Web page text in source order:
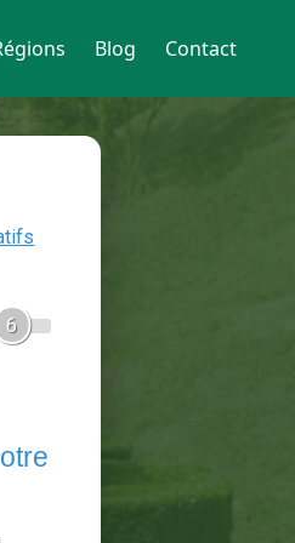
Blog Contact
dans votre région.
et sans engagement.